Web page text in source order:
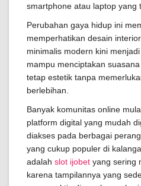
smartphone atau laptop yang
Perubahan gaya hidup ini
memperhatikan desain
minimalis modern kini
mampu menciptakan
tetap estetik tanpa
berlebihan.
Banyak komunitas online
platform digital yang mudah
diakses pada berbagai
yang cukup populer di
adalah slot ijobet yang sering
karena tampilannya yang